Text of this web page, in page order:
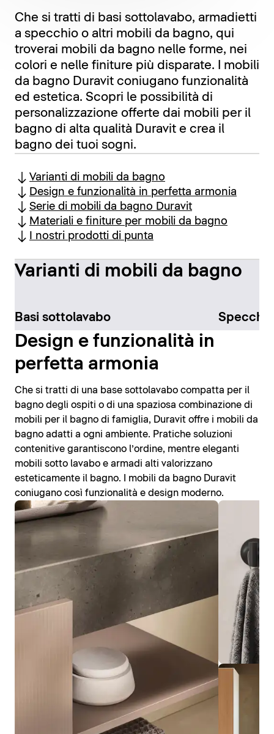
Che si tratti di basi sottolavabo, armadietti
a specchio o altri mobili da bagno, qui
troverai mobili da bagno nelle forme, nei
colori e nelle finiture più disparate. I mobili
da bagno Duravit coniugano funzionalità
ed estetica. Scopri le possibilità di
personalizzazione offerte dai mobili per il
bagno di alta qualità Duravit e crea il
bagno dei tuoi sogni.
Varianti di mobili da bagno
Design e funzionalità in perfetta armonia
Serie di mobili da bagno Duravit
Materiali e finiture per mobili da bagno
I nostri prodotti di punta
Varianti di mobili da bagno
Basi sottolavabo Specchi
Design e funzionalità in
perfetta armonia
Che si tratti di una base sottolavabo compatta per il
bagno degli ospiti o di una spaziosa combinazione di
mobili per il bagno di famiglia, Duravit offre i mobili da
bagno adatti a ogni ambiente. Pratiche soluzioni
contenitive garantiscono l’ordine, mentre eleganti
mobili sotto lavabo e armadi alti valorizzano
esteticamente il bagno. I mobili da bagno Duravit
coniugano così funzionalità e design moderno.